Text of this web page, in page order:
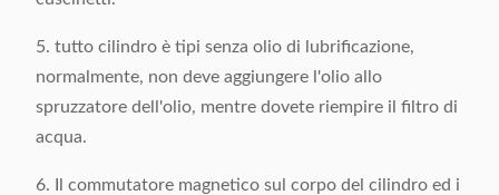
5. tutto cilindro è tipi senza olio di lubrificazione,
normalmente, non deve aggiungere l'olio allo
spruzzatore dell'olio, mentre dovete riempire il filtro di
acqua.
6. Il commutatore magnetico sul corpo del cilindro ed i